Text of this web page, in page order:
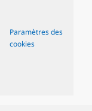
Paramètres des
cookies